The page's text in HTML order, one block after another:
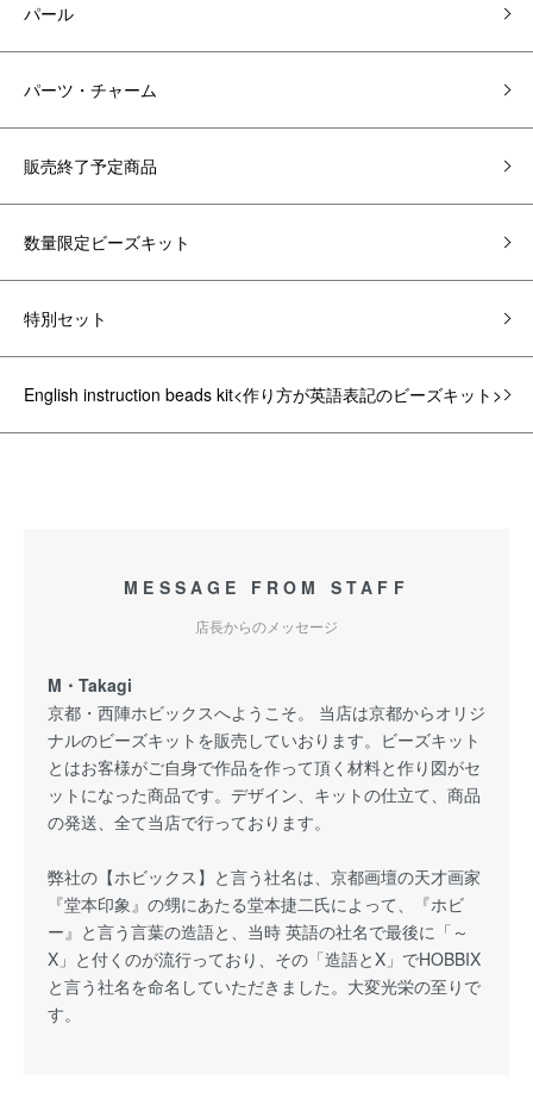
パール
パーツ・チャーム
販売終了予定商品
数量限定ビーズキット
特別セット
English instruction beads kit<作り方が英語表記のビーズキット>
MESSAGE FROM STAFF
店長からのメッセージ
M・Takagi
京都・西陣ホビックスへようこそ。 当店は京都からオリジ
ナルのビーズキットを販売していおります。ビーズキット
とはお客様がご自身で作品を作って頂く材料と作り図がセ
ットになった商品です。デザイン、キットの仕立て、商品
の発送、全て当店で行っております。
弊社の【ホビックス】と言う社名は、京都画壇の天才画家
『堂本印象』の甥にあたる堂本捷二氏によって、『ホビ
ー』と言う言葉の造語と、当時 英語の社名で最後に「～
X」と付くのが流行っており、その「造語とX」でHOBBIX
と言う社名を命名していただきました。大変光栄の至りで
す。